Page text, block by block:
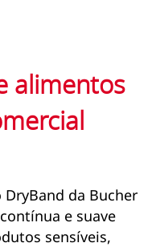
alimentos
da Bucher
e suave
sensíveis,